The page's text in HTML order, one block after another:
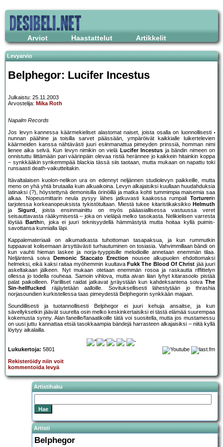
Arviot Haastattelut Artikkelit
Levyarvio
Belphegor: Lucifer Incestus
Julkaistu: 25.11.2003
Arvostelija: Mika Roth
Napalm Records
Jos levyn kannessa käärmekieliset alastomat naiset, joista osalla on luonnollisesti
nunnan päähine ja toisilla sarvet päässään, ympäröivät kaikkialle luikertelevien
käärmeiden kanssa nähtävästi juuri esiinmanattua pimeyden prinssiä, homman nimi
lienee aika selvä. Kun levyn nimikin on vielä Lucifer Incestus ja bändin nimeen on
onnistuttu liittämään pari väärinpäin olevaa ristiä herännee jo kaikkein hitainkin koppa
– synkkääkin synkemmpää blackia tässä siis taotaan, mutta mukaan on napattu toki
runsaasti death-vaikutteitakin.
Itävaltalaisen kuolon-nelikon ura on edennyt neljännen studiolevyn paikkeille, mutta
meno on yhä yhtä brutaalia kuin alkuaikoina. Levyn alkajaisiksi kuullaan huudahduksia
latinaksi (?), höystettynä demonisilla örinöillä ja matka kohti tummimpia maisemia saa
alkaa. Nopeusmittarin neula pysyy lähes jatkuvasti kaakossa rumpali Torturerin
tarjotessa korkeanopeuksista tykistötultaan. Miestä tukee kitaristikaksikko Helmuth
ja Sigurd , joista ensinmainittu on myös pääasiallisessa vastuussa veret
seisauttavasta rääkymisestä – joka on vieläpä melko tasokasta. Nelikielisen varresta
löytää
Barthin, joka ei juuri teknisyydellä hämmästytä mutta hoitaa kyllä puimis-
savottansa kunnialla läpi.
Kappalemateriaali on alkumatkasta tuhottoman tasapaksua, ja kun rummutkin
tuppaavat kolisemaan ärsyttävästi turhautuminen on tosiasia. Vahvimmillaan bändi on
kun vauhti hieman laskee ja norja-tyyppisille melodioille annetaan enemmän tilaa.
Neljäntenä soiva
Demonic Staccato Erection nousee alkupuolen ehdottomaksi
helmeksi, eikä kaksi raitaa myöhemmin kuultava Fukk The Blood Of Christ jää juuri
askeltakaan jälkeen. Nyt mukaan otetaan enemmän rosoa ja raskautta riffittelyn
ollessa jo todella rouheaa. Samoin vihlova, mutta aivan liian lyhyt kitarasoolo pistää
palat paikoilleen. Parilliset raidat jatkavat jyräystään kun kahdeksantena soiva The
Sin-hellfucked
räjäytetään aalloille. Sovituksellisesti lähestytään jo thrashia
norjasoundien kurkistellessa taas pimeydestä Belphegorin synkkään majaan.
Soundillisesti ja tuotannollisesti Belphegor ei juuri kehuja ansaitse, ja kun
sävellyksetkin jäävät suurelta osin melko keskinkertaisiksi ei tästä elämää suurempaa
kokemusta synny. Alan faneille/fanaatikoille tätä voi suositella, mutta jos mustamessu
on uusi juttu kannattaa etsiä tasokkaampia bändejä harrasteen alkajaisiksi – niitä kyllä
löytyy aikalailla.
Lukukertoja: 5801
Rekisteröidy niin voit
kommentoida levyä
Artistihaku
Artisti
Belphegor